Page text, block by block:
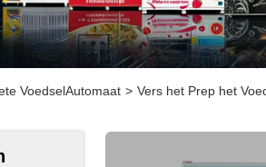
VoedselAutomaat > Vers het Prep het